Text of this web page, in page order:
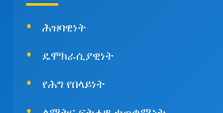
ሕዝባዊነት
ዴሞክራሲያዊነት
የሕግ የበላይነት